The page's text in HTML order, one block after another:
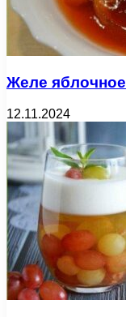
Желе яблочное
12.11.2024